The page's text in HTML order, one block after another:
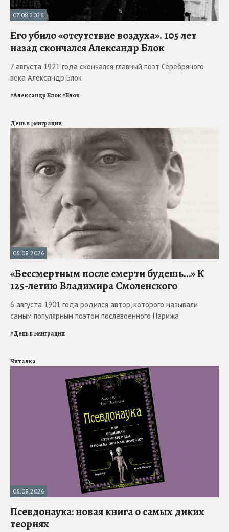
07.08.2026
Его убило «отсутствие воздуха». 105 лет
назад скончался Александр Блок
7 августа 1921 года скончался главный поэт Серебряного
века Александр Блок
#Александр Блок#Блок
День в эмиграции
06.08.2026
«Бессмертным после смерти будешь…» К
125-летию Владимира Смоленского
6 августа 1901 года родился автор, которого называли
самым популярным поэтом послевоенного Парижа
#День в эмиграции
Читалка
06.08.2026
Псевдонаука: новая книга о самых диких
теориях